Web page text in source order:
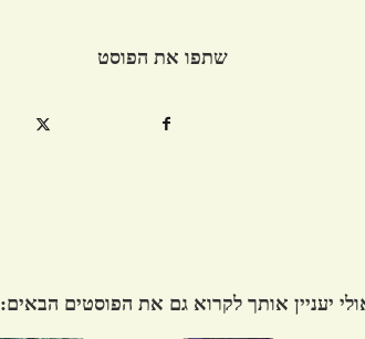
שתפו את הפוסט
יעניין אותך לקרוא גם את הפוסטים הבאים: